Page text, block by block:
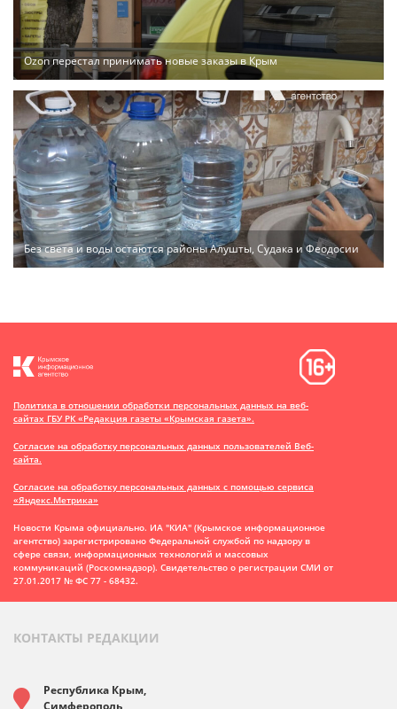
Ozon перестал принимать новые заказы в Крым
Без света и воды остаются районы Алушты, Судака и Феодосии
Политика в отношении обработки персональных данных на веб-
сайтах ГБУ РК «Редакция газеты «Крымская газета».
Согласие на обработку персональных данных пользователей Веб-
сайта.
Согласие на обработку персональных данных с помощью сервиса
«Яндекс.Метрика»
Новости Крыма официально. ИА "КИА" (Крымское информационное
агентство) зарегистрировано Федеральной службой по надзору в
сфере связи, информационных технологий и массовых
коммуникаций (Роскомнадзор). Свидетельство о регистрации СМИ от
27.01.2017 № ФС 77 - 68432.
КОНТАКТЫ РЕДАКЦИИ
Республика Крым,
Симферополь,